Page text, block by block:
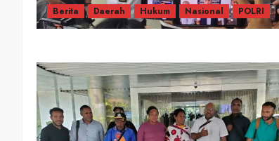
Berita Daerah Hukum Nasional POLRI